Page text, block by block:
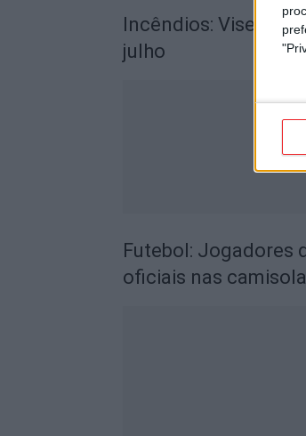
Incêndios: Viseu é
julho
Futebol: Jogadores
oficiais nas